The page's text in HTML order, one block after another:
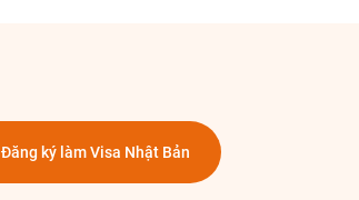
Đăng ký làm Visa Nhật Bản